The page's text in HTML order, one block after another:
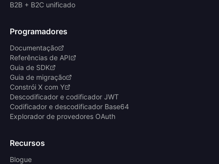
B2B + B2C unificado
Programadores
Documentação
Referências de API
Guia de SDK
Guia de migração
Constrói X com Y
Descodificador e codificador JWT
Codificador e descodificador Base64
Explorador de provedores OAuth
Recursos
Blogue